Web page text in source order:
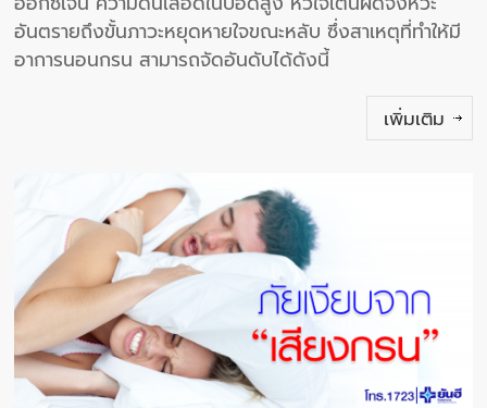
อันตรายถึงขั้นภาวะหยุดหายใจขณะหลับ ซึ่งสาเหตุที่ทำให้มี
อาการนอนกรน สามารถจัดอันดับได้ดังนี้
เพิ่มเติม